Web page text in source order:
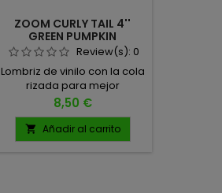
ZOOM CURLY TAIL 4''
GREEN PUMPKIN
Review(s): 0
Lombriz de vinilo con la cola
rizada para mejor
movimiento en cualquier
técnica. Medida: 4"
Cantidad: 20 unidades
Precio
8,50 €
 Añadir al carrito